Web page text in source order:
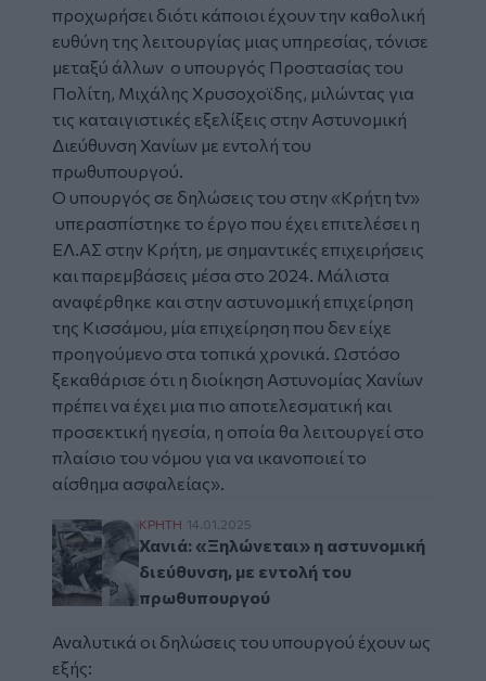
προχωρήσει διότι κάποιοι έχουν την καθολική
ευθύνη της λειτουργίας μιας υπηρεσίας, τόνισε
μεταξύ άλλων ο υπουργός Προστασίας του
Πολίτη, Μιχάλης Χρυσοχοϊδης, μιλώντας για
τις καταιγιστικές εξελίξεις στην Αστυνομική
Διεύθυνση Χανίων με εντολή του
πρωθυπουργού.
Ο υπουργός σε δηλώσεις του στην «Κρήτη tv»
υπερασπίστηκε το έργο που έχει επιτελέσει η
ΕΛ.ΑΣ στην Κρήτη, με σημαντικές επιχειρήσεις
και παρεμβάσεις μέσα στο 2024. Μάλιστα
αναφέρθηκε και στην αστυνομική επιχείρηση
της Κισσάμου, μία επιχείρηση που δεν είχε
προηγούμενο στα τοπικά χρονικά. Ωστόσο
ξεκαθάρισε ότι η διοίκηση Αστυνομίας Χανίων
πρέπει να έχει μια πιο αποτελεσματική και
προσεκτική ηγεσία, η οποία θα λειτουργεί στο
πλαίσιο του νόμου για να ικανοποιεί το
αίσθημα ασφαλείας».
Χανιά: «Ξηλώνεται» η αστυνομική
ΚΡΗΤΗ 14.01.2025
Χανιά: «Ξηλώνεται» η αστυνομική
διεύθυνση, με εντολή του
πρωθυπουργού
Αναλυτικά οι δηλώσεις του υπουργού έχουν ως
εξής: